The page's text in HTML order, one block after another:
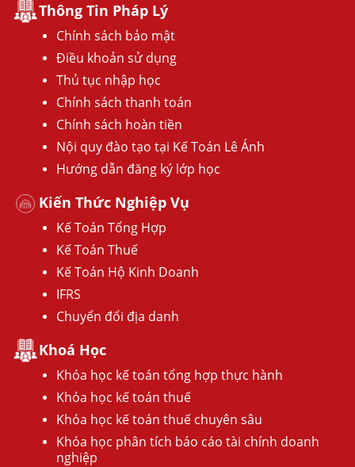
Thông Tin Pháp Lý
Chính sách bảo mật
Điều khoản sử dụng
Thủ tục nhập học
Chính sách thanh toán
Chính sách hoàn tiền
Nội quy đào tạo tại Kế Toán Lê Ánh
Hướng dẫn đăng ký lớp học
Kiến Thức Nghiệp Vụ
Kế Toán Tổng Hợp
Kế Toán Thuế
Kế Toán Hộ Kinh Doanh
IFRS
Chuyển đổi địa danh
Khoá Học
Khóa học kế toán tổng hợp thực hành
Khóa học kế toán thuế
Khóa học kế toán thuế chuyên sâu
Khóa học phân tích báo cáo tài chính doanh
nghiệp